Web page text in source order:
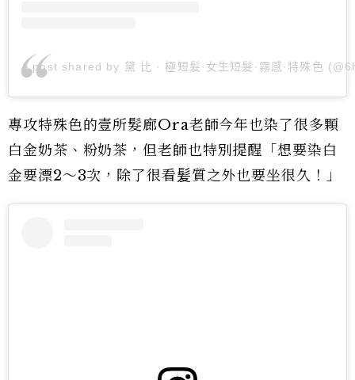
A post shared by 黛 比 · 極短髮·女生短髮·霧感·特殊色
專攻特殊色的壹所髮廊Ora老師今年也染了很多顆
白金奶茶、粉奶茶，但老師也特別提醒「想要染白
金要漂2～3次，除了很看髪質之外也要坐很久！」